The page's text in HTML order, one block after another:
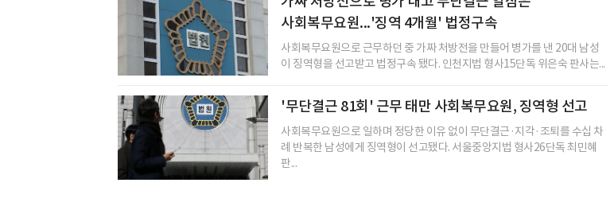
사회복무요원...'징역 4개월' 법정구속
사회복무요원으로 근무하던 중 가짜 처방전을 만들어 병가를 낸 20대 남성
이 징역형을 선고받고 법정구속 됐다. 인천지법 형사15단독 위은숙 판사는...
'무단결근 81회' 근무 태만 사회복무요원, 징역형 선고
사회복무요원으로 일하며 정당한 이유 없이 무단결근·지각·조퇴를 수십 차
례 반복한 남성에게 징역형이 선고됐다. 서울중앙지법 형사26단독 최민혜
판...